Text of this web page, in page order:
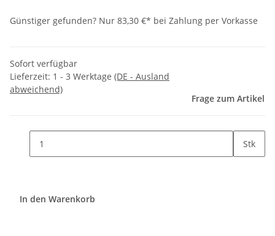
Günstiger gefunden? Nur 83,30 €* bei Zahlung per Vorkasse
Sofort verfügbar
Lieferzeit: 1 - 3 Werktage (DE - Ausland
abweichend)
Frage zum Artikel
Stk
In den Warenkorb